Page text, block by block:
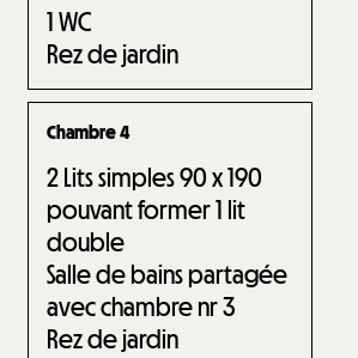
1WC
Rez de jardin
Chambre 4
2Lits simples 90 x 190
pouvant former 1 lit
double
Salle de bains partagée
avec chambre nr3
Rez de jardin